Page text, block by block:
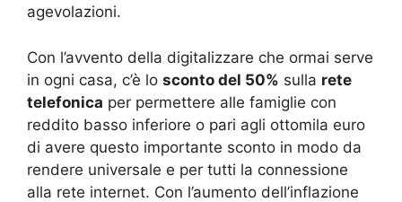
agevolazioni.
Con l’avvento della digitalizzare che ormai serve
in ogni casa, c’è lo sconto del 50% sulla rete
telefonica per permettere alle famiglie con
reddito basso inferiore o pari agli ottomila euro
di avere questo importante sconto in modo da
rendere universale e per tutti la connessione
alla rete internet. Con l’aumento dell’inflazione